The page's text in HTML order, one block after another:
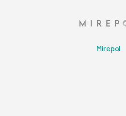
Mirepol